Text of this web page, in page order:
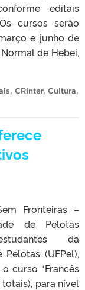
editais
cursos serão
e junho de
de Hebei,
, CRInter, Cultura,
Fronteiras –
de Pelotas
da
Pelotas (UFPel),
curso “Francês
para nível